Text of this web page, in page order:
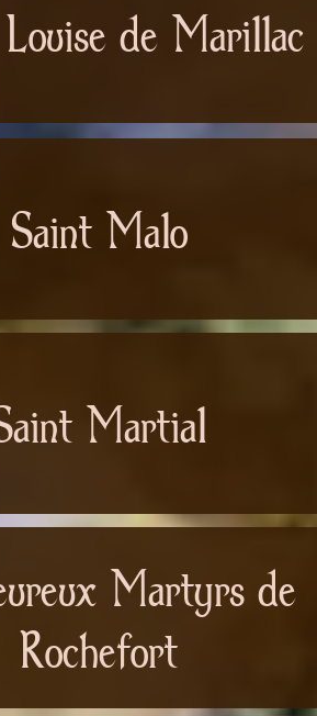
de Marillac
Saint Malo
Martial
Martyrs de
Rochefort